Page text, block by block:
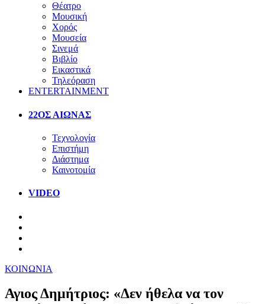
Θέατρο
Μουσική
Χορός
Μουσεία
Σινεμά
Βιβλίο
Εικαστικά
Τηλεόραση
ENTERTAINMENT
22ΟΣ ΑΙΩΝΑΣ
Τεχνολογία
Επιστήμη
Διάστημα
Καινοτομία
VIDEO
ΚΟΙΝΩΝΙΑ
Αγιος Δημήτριος: «Δεν ήθελα να τον